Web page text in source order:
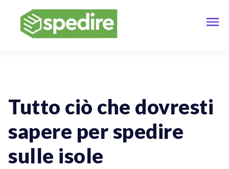
Tutto ciò che dovresti
sapere per spedire
sulle isole